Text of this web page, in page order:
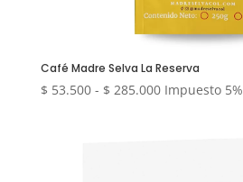
Café Madre Selva La Reserva
$ 53.500 - $ 285.000Rango
Impuesto 5%